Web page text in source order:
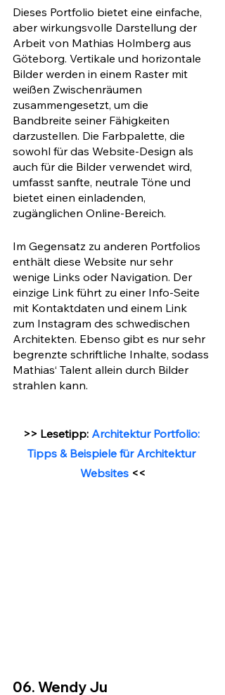
Dieses Portfolio bietet eine einfache,
aber wirkungsvolle Darstellung der
Arbeit von Mathias Holmberg aus
Göteborg. Vertikale und horizontale
Bilder werden in einem Raster mit
weißen Zwischenräumen
zusammengesetzt, um die
Bandbreite seiner Fähigkeiten
darzustellen. Die Farbpalette, die
sowohl für das Website-Design als
auch für die Bilder verwendet wird,
umfasst sanfte, neutrale Töne und
bietet einen einladenden,
zugänglichen Online-Bereich.
Im Gegensatz zu anderen Portfolios
enthält diese Website nur sehr
wenige Links oder Navigation. Der
einzige Link führt zu einer Info-Seite
mit Kontaktdaten und einem Link
zum Instagram des schwedischen
Architekten. Ebenso gibt es nur sehr
begrenzte schriftliche Inhalte, sodass
Mathias‘ Talent allein durch Bilder
strahlen kann.
>> Lesetipp: Architektur Portfolio:
Tipps & Beispiele für Architektur
Websites <<
06. Wendy Ju